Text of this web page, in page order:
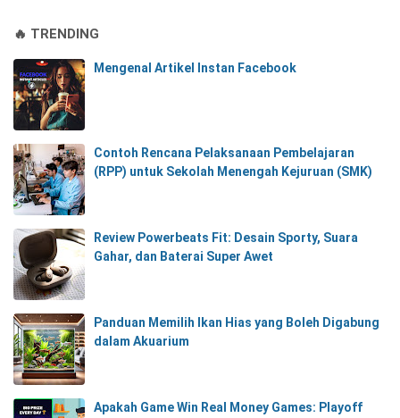
🔥 TRENDING
Mengenal Artikel Instan Facebook
Contoh Rencana Pelaksanaan Pembelajaran
(RPP) untuk Sekolah Menengah Kejuruan (SMK)
Review Powerbeats Fit: Desain Sporty, Suara
Gahar, dan Baterai Super Awet
Panduan Memilih Ikan Hias yang Boleh Digabung
dalam Akuarium
Apakah Game Win Real Money Games: Playoff